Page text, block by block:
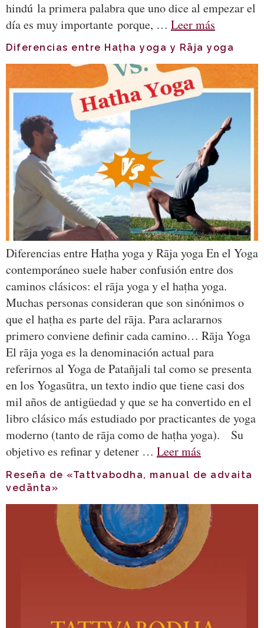
hindú la primera palabra que uno dice al empezar el
día es muy importante porque, … Leer más
Diferencias entre Haṭha yoga y Rāja yoga
Diferencias entre Haṭha yoga y Rāja yoga En el Yoga
contemporáneo suele haber confusión entre dos
caminos clásicos: el rāja yoga y el haṭha yoga.
Muchas personas consideran que son sinónimos o
que el haṭha es parte del rāja. Para aclararnos
primero conviene definir cada camino… Rāja Yoga
El rāja yoga es la denominación actual para
referirnos al Yoga de Patañjali tal como se presenta
en los Yogasūtra, un texto indio que tiene casi dos
mil años de antigüedad y que se ha convertido en el
libro clásico más estudiado por practicantes de yoga
moderno (tanto de rāja como de haṭha yoga). Su
objetivo es refinar y detener … Leer más
Reseña de «Tattvabodha, manual de advaita
vedānta»